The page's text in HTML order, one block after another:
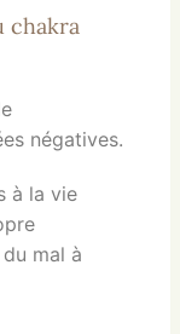
chakra
négatives.
à la vie
mal à